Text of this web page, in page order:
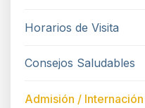
Horarios de Visita
Consejos Saludables
Admisión / Internación